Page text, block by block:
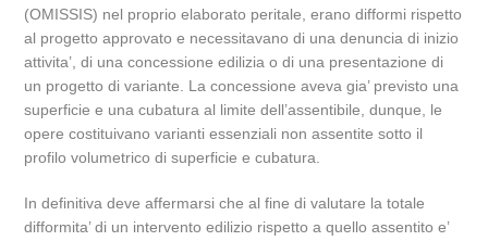
(OMISSIS) nel proprio elaborato peritale, erano difformi rispetto
al progetto approvato e necessitavano di una denuncia di inizio
attivita’, di una concessione edilizia o di una presentazione di
un progetto di variante. La concessione aveva gia’ previsto una
superficie e una cubatura al limite dell’assentibile, dunque, le
opere costituivano varianti essenziali non assentite sotto il
profilo volumetrico di superficie e cubatura.
In definitiva deve affermarsi che al fine di valutare la totale
difformita’ di un intervento edilizio rispetto a quello assentito e’